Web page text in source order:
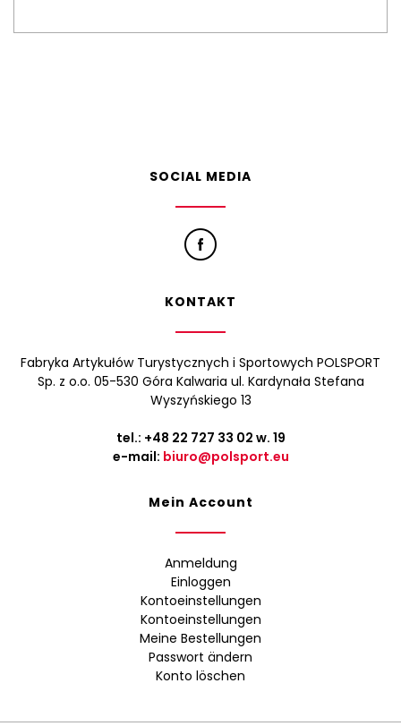
SOCIAL MEDIA
KONTAKT
Fabryka Artykułów Turystycznych i Sportowych POLSPORT
Sp. z o.o. 05-530 Góra Kalwaria ul. Kardynała Stefana
Wyszyńskiego 13
tel.: +48 22 727 33 02 w. 19
e-mail: biuro@polsport.eu
Mein Account
Anmeldung
Einloggen
Kontoeinstellungen
Kontoeinstellungen
Meine Bestellungen
Passwort ändern
Konto löschen